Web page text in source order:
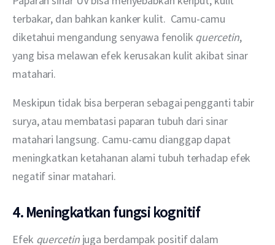
terbakar, dan bahkan kanker kulit.  Camu-camu
diketahui mengandung senyawa fenolik quercetin,
yang bisa melawan efek kerusakan kulit akibat sinar
matahari.
Meskipun tidak bisa berperan sebagai pengganti tabir
surya, atau membatasi paparan tubuh dari sinar
matahari langsung. Camu-camu dianggap dapat
meningkatkan ketahanan alami tubuh terhadap efek
negatif sinar matahari.
4. Meningkatkan fungsi kognitif
Efek quercetin juga berdampak positif dalam